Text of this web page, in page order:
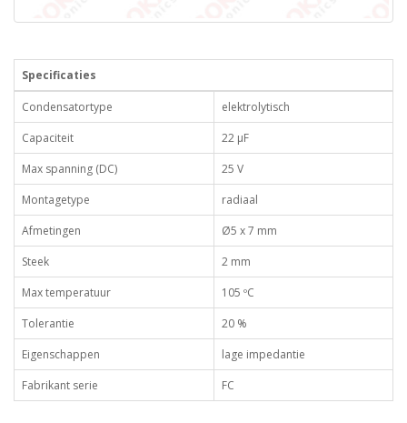
Specificaties
Condensatortype
elektrolytisch
Capaciteit
22 µF
Max spanning (DC)
25 V
Montagetype
radiaal
Afmetingen
Ø5 x 7 mm
Steek
2 mm
Max temperatuur
105 ºC
Tolerantie
20 %
Eigenschappen
lage impedantie
Fabrikant serie
FC